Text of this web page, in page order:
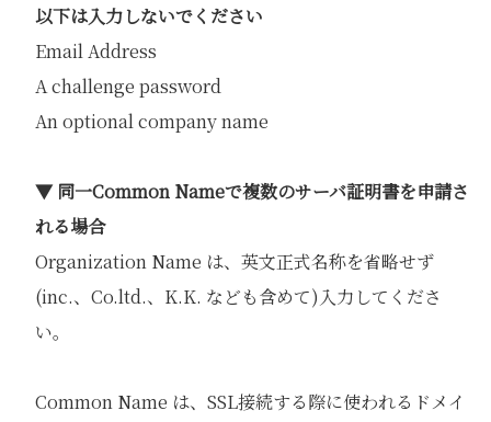
以下は入力しないでください
Email Address
A challenge password
An optional company name
▼ 同一Common Nameで複数のサーバ証明書を申請さ
れる場合
Organization Name は、英文正式名称を省略せず
(inc.、Co.ltd.、K.K. なども含めて)入力してくださ
い。
Common Name は、SSL接続する際に使われるドメイ